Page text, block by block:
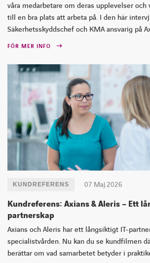
våra medarbetare om deras upplevelser och
till en bra plats att arbeta på. I den här
Säkerhetsskyddschef och KMA ansvarig på
FÖR MER INFO
07 Maj 2026
KUNDREFERENS
Kundreferens: Axians & Aleris – Ett
partnerskap
Axians och Aleris har ett långsiktigt IT-
specialistvården. Nu kan du se kundfilmen
berättar om vad samarbetet betyder i